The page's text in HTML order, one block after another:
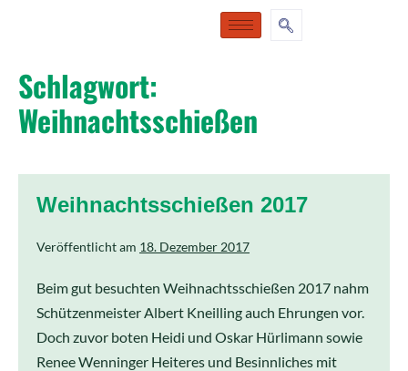
Schlagwort:
Weihnachtsschießen
Weihnachtsschießen 2017
Veröffentlicht am 18. Dezember 2017
Beim gut besuchten Weihnachtsschießen 2017 nahm
Schützenmeister Albert Kneilling auch Ehrungen vor.
Doch zuvor boten Heidi und Oskar Hürlimann sowie
Renee Wenninger Heiteres und Besinnliches mit